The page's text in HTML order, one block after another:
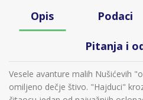
Opis Podaci
Pitanja i
Vesele avanture malih Nušićevih
omiljeno dečje štivo. "Hajduci"